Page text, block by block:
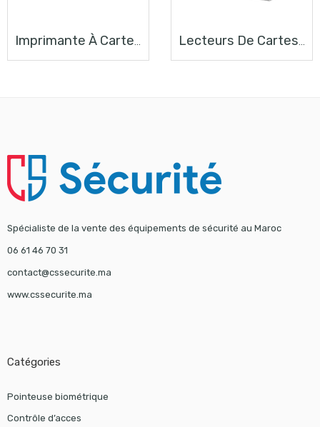
Imprimante À Carte HITI CS-200E Lecteurs De Cartes ProID10WE
Spécialiste de la vente des équipements de sécurité au Maroc
06 61 46 70 31
contact@cssecurite.ma
www.cssecurite.ma
Catégories
Pointeuse biométrique
Contrôle d’acces